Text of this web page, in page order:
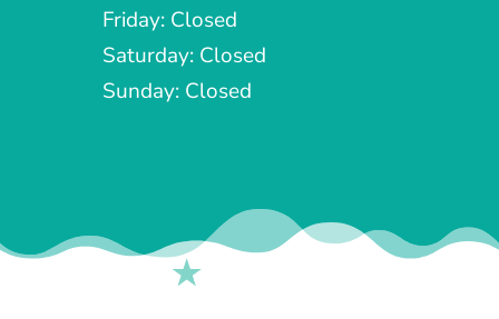
Friday: Closed
Saturday: Closed
Sunday: Closed